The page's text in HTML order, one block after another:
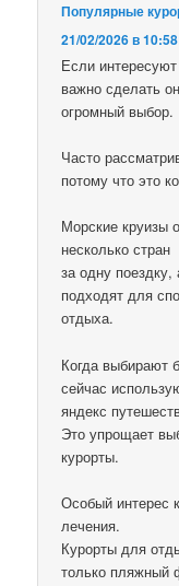
Популярные
21/02/2026 в 10:58
Если
важно сделать
огромный выбор.
Часто
потому что это
Морские круизы
несколько стран
за одну
подходят для
отдыха.
Когда выбирают
сейчас
яндекс
Это упрощает
курорты.
Особый интерес
лечения.
Курорты для
только пляжный